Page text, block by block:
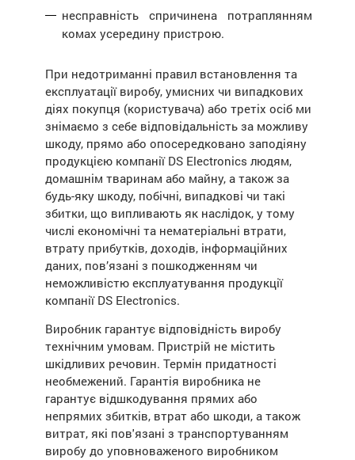
несправність спричинена потраплянням
комах усередину пристрою.
При недотриманні правил встановлення та
експлуатації виробу, умисних чи випадкових
діях покупця (користувача) або третіх осіб ми
знімаємо з себе відповідальність за можливу
шкоду, прямо або опосередковано заподіяну
продукцією компанії DS Electronics людям,
домашнім тваринам або майну, а також за
будь-яку шкоду, побічні, випадкові чи такі
збитки, що випливають як наслідок, у тому
числі економічні та нематеріальні втрати,
втрату прибутків, доходів, інформаційних
даних, пов’язані з пошкодженням чи
неможливістю експлуатування продукції
компанії DS Electronics.
Виробник гарантує відповідність виробу
технічним умовам. Пристрій не містить
шкідливих речовин. Термін придатності
необмежений. Гарантія виробника не
гарантує відшкодування прямих або
непрямих збитків, втрат або шкоди, а також
витрат, які пов'язані з транспортуванням
виробу до уповноваженого виробником